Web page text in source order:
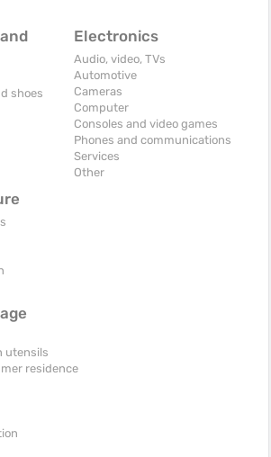
shoes
Electronics
Audio, video, TVs
Automotive
Cameras
Computer
Consoles and video games
Phones and communications
Services
Other
utensils
residence